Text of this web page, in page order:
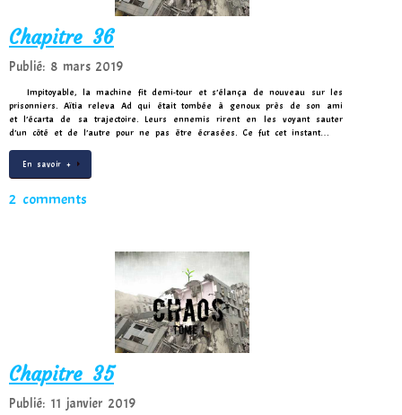
Chapitre 36
Publié: 8 mars 2019
Impitoyable, la machine fit demi-tour et s’élança de nouveau sur les
prisonniers. Aïtia releva Ad qui était tombée à genoux près de son ami
et l’écarta de sa trajectoire. Leurs ennemis rirent en les voyant sauter
d’un côté et de l’autre pour ne pas être écrasées. Ce fut cet instant…
En savoir +
2 comments
Chapitre 35
Publié: 11 janvier 2019